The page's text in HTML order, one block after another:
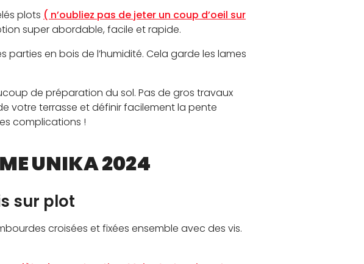
plots ( n’oubliez pas de jeter un coup d’oeil sur
super abordable, facile et rapide.
en bois de l’humidité. Cela garde les lames
de préparation du sol. Pas de gros travaux
votre terrasse et définir facilement la pente
complications !
UNIKA 2024
sur plot
croisées et fixées ensemble avec des vis.